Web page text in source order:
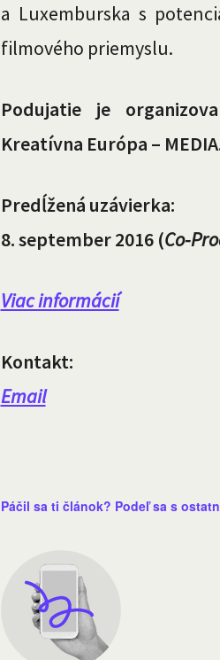
a Luxemburska s
filmového priemyslu.
Podujatie je
Kreatívna Európa –
Predĺžená uzávierka:
8. september 2016 (Co-
Viac informácií
Kontakt:
Email
Páčil sa ti článok? Podeľ sa s